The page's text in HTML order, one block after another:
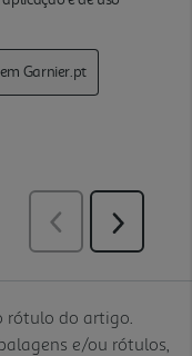
rótulo do artigo.
e/ou rótulos,